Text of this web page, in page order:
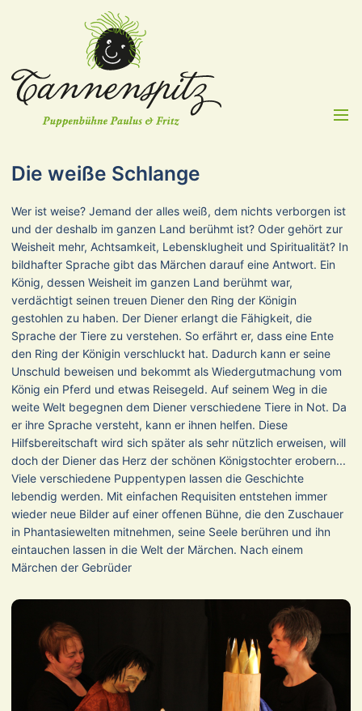
Menü
Die weiße Schlange
Wer ist weise? Jemand der alles weiß, dem nichts verborgen ist
und der deshalb im ganzen Land berühmt ist? Oder gehört zur
Weisheit mehr, Achtsamkeit, Lebensklugheit und Spiritualität? In
bildhafter Sprache gibt das Märchen darauf eine Antwort. Ein
König, dessen Weisheit im ganzen Land berühmt war,
verdächtigt seinen treuen Diener den Ring der Königin
gestohlen zu haben. Der Diener erlangt die Fähigkeit, die
Sprache der Tiere zu verstehen. So erfährt er, dass eine Ente
den Ring der Königin verschluckt hat. Dadurch kann er seine
Unschuld beweisen und bekommt als Wiedergutmachung vom
König ein Pferd und etwas Reisegeld. Auf seinem Weg in die
weite Welt begegnen dem Diener verschiedene Tiere in Not. Da
er ihre Sprache versteht, kann er ihnen helfen. Diese
Hilfsbereitschaft wird sich später als sehr nützlich erweisen, will
doch der Diener das Herz der schönen Königstochter erobern...
Viele verschiedene Puppentypen lassen die Geschichte
lebendig werden. Mit einfachen Requisiten entstehen immer
wieder neue Bilder auf einer offenen Bühne, die den Zuschauer
in Phantasiewelten mitnehmen, seine Seele berühren und ihn
eintauchen lassen in die Welt der Märchen. Nach einem
Märchen der Gebrüder